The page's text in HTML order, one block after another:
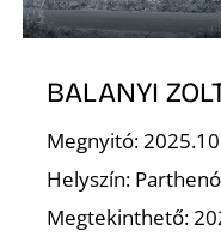
BALANYI
Megnyitó:
Helyszín:
Megtekinthető: